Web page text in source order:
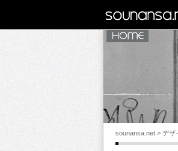
sounansa.net
sounansa.net > デザ